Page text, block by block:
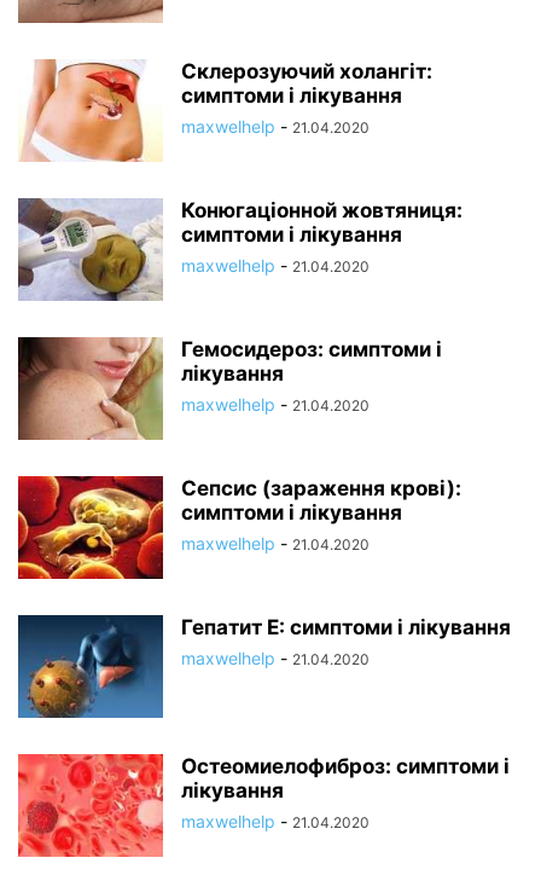
Склерозуючий холангіт:
симптоми і лікування
maxwelhelp - 21.04.2020
Конюгаціонной жовтяниця:
симптоми і лікування
maxwelhelp - 21.04.2020
Гемосидероз: симптоми і
лікування
maxwelhelp - 21.04.2020
Сепсис (зараження крові):
симптоми і лікування
maxwelhelp - 21.04.2020
Гепатит Е: симптоми і лікування
maxwelhelp - 21.04.2020
Остеомиелофиброз: симптоми і
лікування
maxwelhelp - 21.04.2020